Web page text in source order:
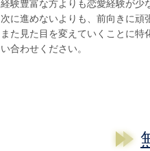
経験豊富な方よりも恋愛経験が少
次に進めないよりも、前向きに頑
また見た目を変えていくことに
い合わせください。